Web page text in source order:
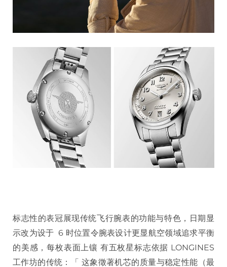
标志性的表冠展现传统飞行腕表的功能与特色，日期显
示改为设于 6 时位置令腕表设计更显航空领域追求平衡
的美感，每枚表面上镶 有五枚星标志依据 LONGINES
工作坊的传统：「 这象徵著机芯的质量与稳定性能（最